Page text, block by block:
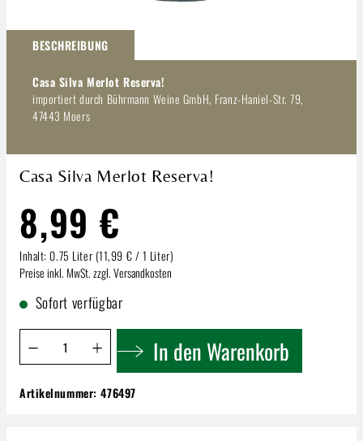
BESCHREIBUNG
Casa Silva Merlot Reserva!
importiert durch Bührmann Weine GmbH, Franz-Haniel-Str. 79,
47443 Moers
Casa Silva Merlot Reserva!
8,99 €
Inhalt: 0.75 Liter (11,99 € / 1 Liter)
Preise inkl. MwSt. zzgl. Versandkosten
Sofort verfügbar
Produkt Anzahl: Gib den gewünschten Wert ein oder
In den Warenkorb
Casa Silva Merlot Reserva!
Artikelnummer:476497